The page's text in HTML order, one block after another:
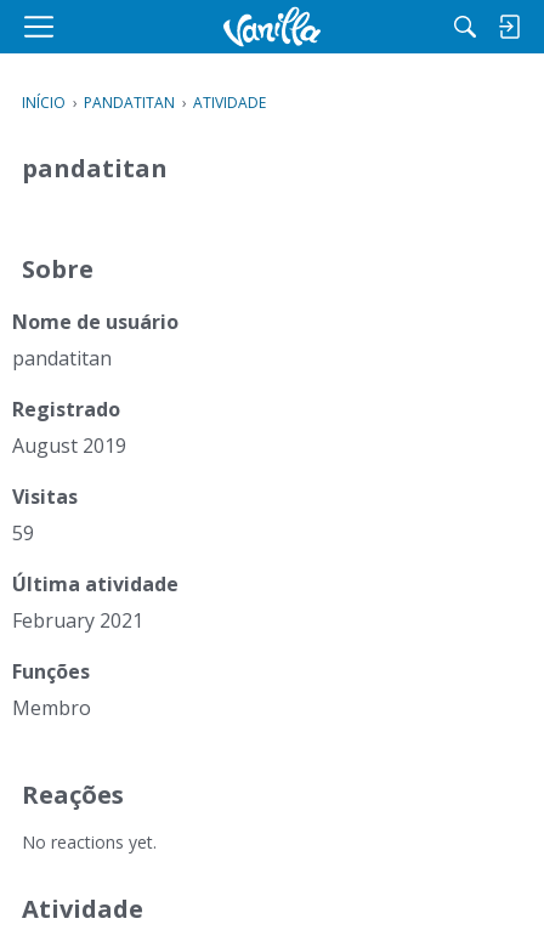
M
n
u
INÍCIO › PANDATITAN › ATIVIDADE
pandatitan
Sobre
Nome de usuário
pandatitan
Registrado
August 2019
Visitas
59
Última atividade
February 2021
Funções
Membro
Reações
No reactions yet.
Atividade